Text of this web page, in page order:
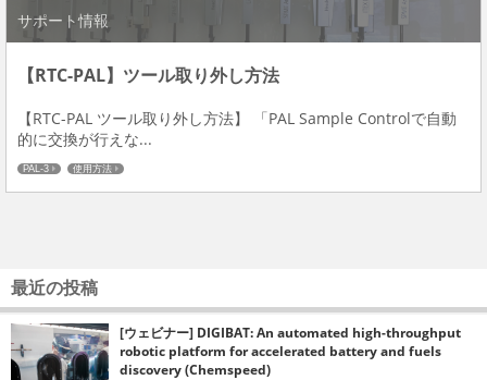
サポート情報
【RTC-PAL】ツール取り外し方法
【RTC-PAL ツール取り外し方法】 「PAL Sample Controlで自動
的に交換が行えな...
PAL-3 使用方法
最近の投稿
[ウェビナー] DIGIBAT: An automated high-throughput
robotic platform for accelerated battery and fuels
discovery (Chemspeed)